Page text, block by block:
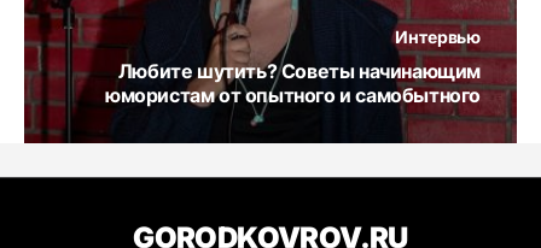
Интервью
Любите шутить? Советы начинающим
юмористам от опытного и самобытного
GORODKOVROV.RU